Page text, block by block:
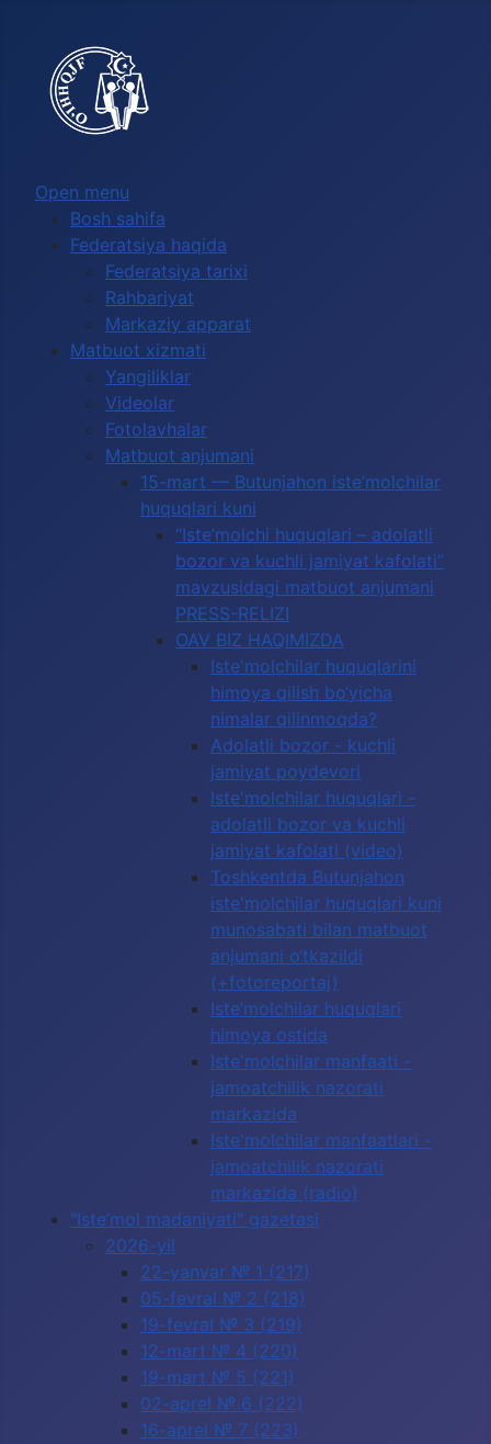
Open menu
Bosh sahifa
Federatsiya haqida
Federatsiya tarixi
Rahbariyat
Markaziy apparat
Matbuot xizmati
Yangiliklar
Videolar
Fotolavhalar
Matbuot anjumani
15-mart — Butunjahon iste’molchilar
huquqlari kuni
“Iste’molchi huquqlari – adolatli
bozor va kuchli jamiyat kafolati”
mavzusidagi matbuot anjumani
PRESS-RELIZI
OAV BIZ HAQIMIZDA
Iste'molchilar huquqlarini
himoya qilish bo‘yicha
nimalar qilinmoqda?
Adolatli bozor - kuchli
jamiyat poydevori
Iste'molchilar huquqlari -
adolatli bozor va kuchli
jamiyat kafolati (video)
Toshkentda Butunjahon
iste'molchilar huquqlari kuni
munosabati bilan matbuot
anjumani o‘tkazildi
(+fotoreportaj)
Iste’molchilar huquqlari
himoya ostida
Iste'molchilar manfaati -
jamoatchilik nazorati
markazida
Iste'molchilar manfaatlari -
jamoatchilik nazorati
markazida (radio)
"Iste’mol madaniyati" gazetasi
2026-yil
22-yanvar № 1 (217)
05-fevral № 2 (218)
19-fevral № 3 (219)
12-mart № 4 (220)
19-mart № 5 (221)
02-aprel № 6 (222)
16-aprel № 7 (223)